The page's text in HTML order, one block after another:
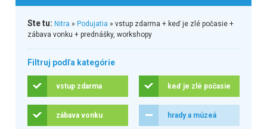
Ste tu: Nitra » Podujatia » vstup zdarma + keď je zlé počasie +
zábava vonku + prednášky, workshopy
Filtruj podľa kategórie
vstup zdarma keď je zlé počasie
zábava vonku hrady a múzeá